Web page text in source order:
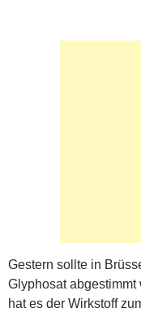
Gestern sollte in
Glyphosat
hat es der Wirkstoff